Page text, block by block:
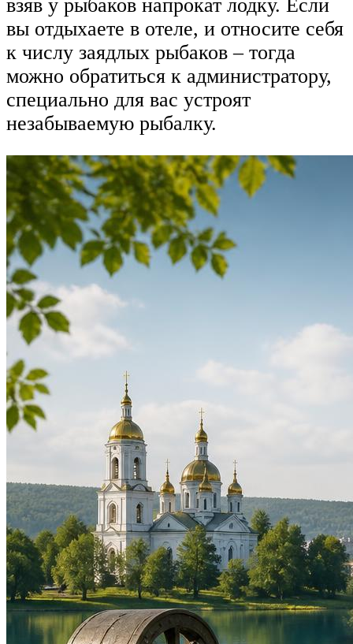
взяв у рыбаков напрокат лодку. Если
вы отдыхаете в отеле, и относите себя
к числу заядлых рыбаков – тогда
можно обратиться к администратору,
специально для вас устроят
незабываемую рыбалку.